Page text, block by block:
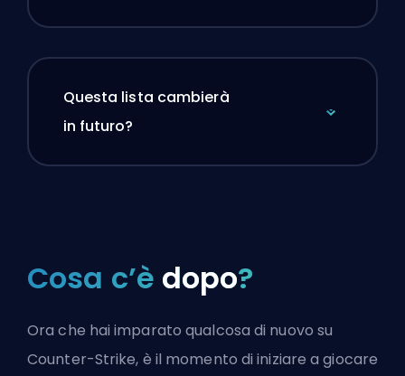
Questa lista cambierà
in futuro?
Cosa c’è dopo?
Ora che hai imparato qualcosa di nuovo su
Counter-Strike, è il momento di iniziare a giocare